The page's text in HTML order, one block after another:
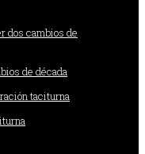
de década